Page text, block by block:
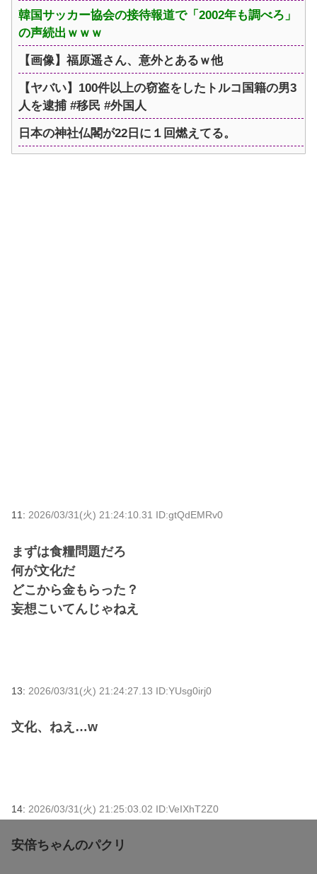
韓国サッカー協会の接待報道で「2002年も調べろ」
の声続出ｗｗｗ
【画像】福原遥さん、意外とあるｗ他
【ヤバい】100件以上の窃盗をしたトルコ国籍の男3
人を逮捕 #移民 #外国人
日本の神社仏閣が22日に１回燃えてる。
11: 2026/03/31(火) 21:24:10.31 ID:gtQdEMRv0
まずは食糧問題だろ
何が文化だ
どこから金もらった？
妄想こいてんじゃねえ
13: 2026/03/31(火) 21:24:27.13 ID:YUsg0irj0
文化、ねえ…w
14: 2026/03/31(火) 21:25:03.02 ID:VeIXhT2Z0
安倍ちゃんのパクリ